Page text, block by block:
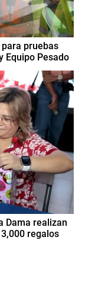
pruebas
Equipo Pesado
Dama realizan
regalos